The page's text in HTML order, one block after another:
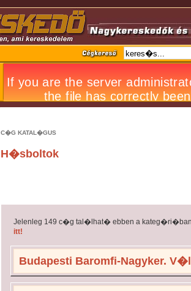
C�G KATAL�GUS
H�sboltok
Jelenleg 149 c�g tal�lhat� ebben a
itt!
Budapesti Baromfi-Nagyker.